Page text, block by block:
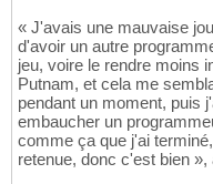
« J'avais une mauvaise
d'avoir un autre
jeu, voire le rendre moins
Putnam, et cela me
pendant un moment, puis
embaucher un
comme ça que j'ai
retenue, donc c'est bien »,